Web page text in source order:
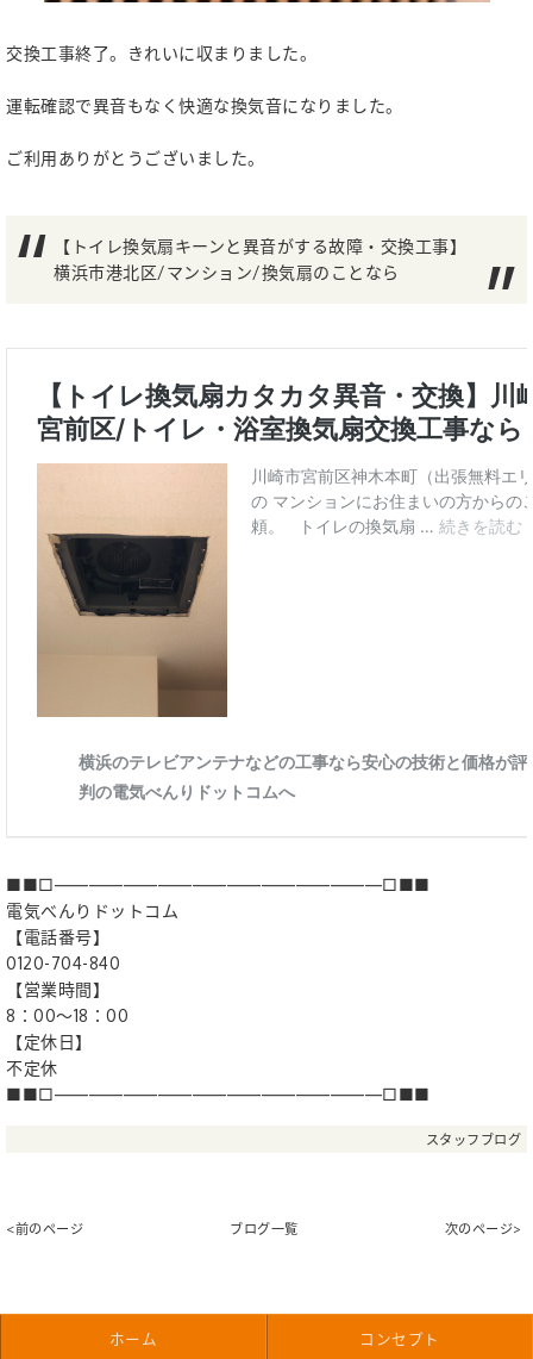
交換工事終了。きれいに収まりました。
運転確認で異音もなく快適な換気音になりました。
ご利用ありがとうございました。
【トイレ換気扇キーンと異音がする故障・交換工事】
横浜市港北区/マンション/換気扇のことなら
■■□―――――――――――――――――――□■■
電気べんりドットコム
【電話番号】
0120-704-840
【営業時間】
8：00〜18：00
【定休日】
不定休
■■□―――――――――――――――――――□■■
スタッフブログ
<前のページ ブログ一覧 次のページ>
ホーム コンセプト